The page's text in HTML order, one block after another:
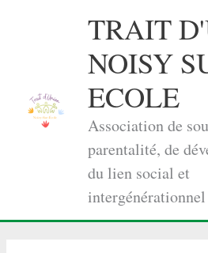
TRAIT
NOISY
ECOLE
Association de
parentalité, de
du lien social et
intergénérationnel